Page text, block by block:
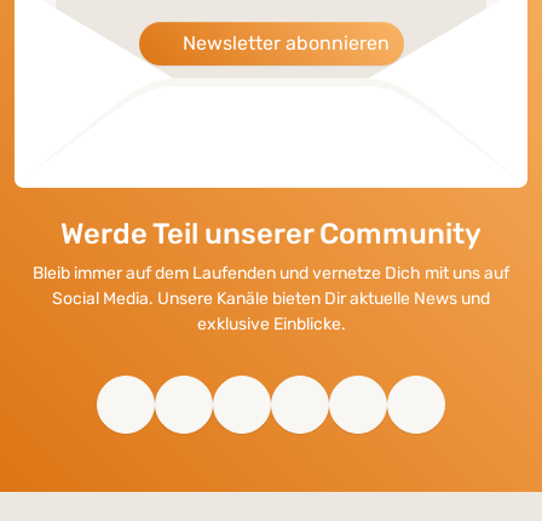
Newsletter abonnieren
Werde Teil unserer Community
Bleib immer auf dem Laufenden und vernetze Dich mit uns auf
Social Media. Unsere Kanäle bieten Dir aktuelle News und
exklusive Einblicke.